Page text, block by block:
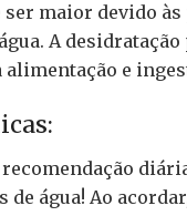
maior devido às
A desidratação
alimentação e
recomendação
de água! Ao